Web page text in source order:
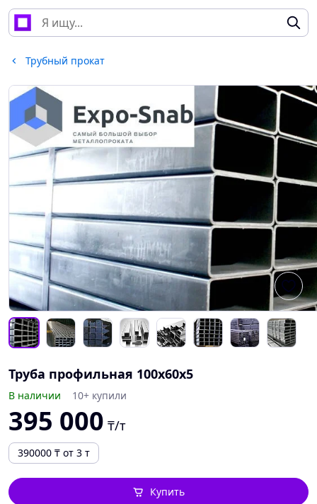
Трубный прокат
Труба профильная 100х60х5
В наличии 10+ купили
395 000 ₸/т
390000 ₸ от 3 т
Купить